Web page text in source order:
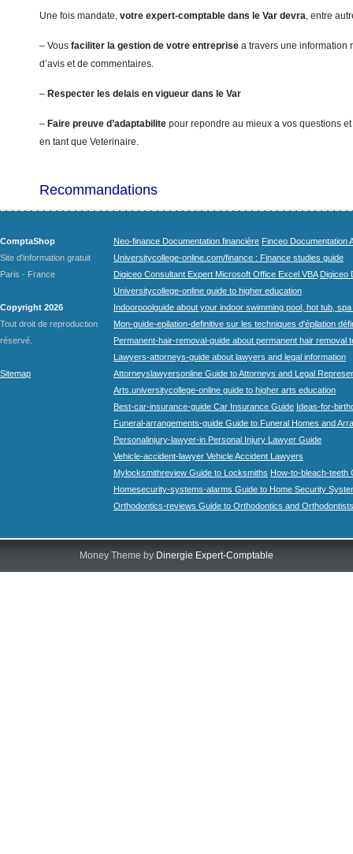
Une fois mandate, votre expert-comptable dans le Var devra, entre
– Vous faciliter la gestion de votre entreprise a travers une information
d’avis et de commentaires.
– Respecter les delais en vigueur dans le Var
– Faire preuve d’adaptabilite pour repondre au mieux a vos questions
en tant que Veterinaire.
Recommandations
ComptaShop
Site d'information gratuit
Paris - France
Copyright 2026
Tout droit de reproduction
réservé.
Sitemap
Neo-finance Documentation financière Finceo Documentation
Universitycollege-online.com/finance : Finance studies guide
Digiceo Consultant Expert Microsoft Office Excel VBA Digiceo
Universitycollege-online guide to higher education
Indoorpoolguide about your indoor swimming pool, hot tub,
Mon-guide-epilation-definitive sur les techniques d'épilation
Permanent-hair-removal-guide about permanent hair removal
Lawyers-attorneys-guide about lawyers and legal information
Attorneyslawyersonline Guide to Attorneys and Legal
Arts.universitycollege-online guide to higher arts education
Best-car-insurance-guide Car Insurance Guide Ideas-for-
Funeral-arrangements-guide Guide to Funeral Homes and
Personalinjury-lawyer-in Personal Injury Lawyer Guide
Vehicle-accident-lawyer Vehicle Accident Lawyers
Mylocksmithreview Guide to Locksmiths How-to-bleach-teeth
Homesecurity-systems-alarms Guide to Home Security
Orthodontics-reviews Guide to Orthodontics and Orthodontists
Money Theme by Dinergie Expert-Comptable